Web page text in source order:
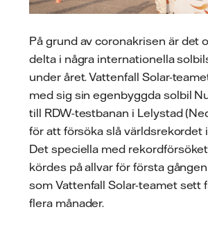
På grund av coronakrisen är det
delta i några internationella
under året. Vattenfall Solar-
med sig sin egenbyggda solbil
till RDW-testbanan i Lelystad
för att försöka slå världsrekordet
Det speciella med
kördes på allvar för första
som Vattenfall Solar-teamet sett
flera månader.